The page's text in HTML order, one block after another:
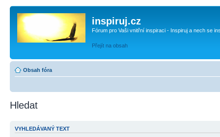
inspiruj.cz
Fórum pro Vaši vnitřní inspiraci - Inspiruj a nech se
Přejít na obsah
Obsah fóra
Hledat
VYHLEDÁVANÝ TEXT